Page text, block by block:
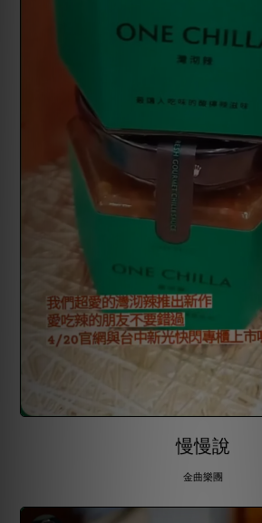
慢慢說
金曲樂團